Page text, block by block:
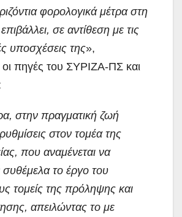
φορολογικά μέτρα στη
σε αντίθεση με τις
υποσχέσεις της»,
πηγές του ΣΥΡΙΖΑ-ΠΣ και
στην πραγματική ζωή
στον τομέα της
που αναμένεται να
το έργο του
τομείς της πρόληψης και
απειλώντας το με